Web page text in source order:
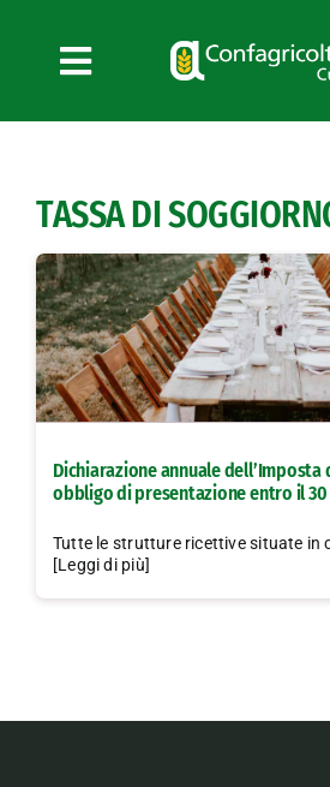
contenuto
Toggle
Navigation
News
Bandi
Formazione
Convenzioni
L’Agricoltore cuneese
Lavora con noi
TASSA DI
Dichiarazione annuale dell’Imposta
obbligo di presentazione entro il 30
Tutte le strutture ricettive situate in
[Leggi di più]